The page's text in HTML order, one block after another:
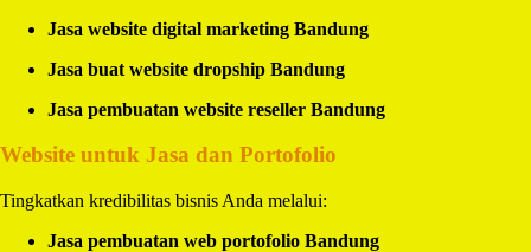
Jasa website digital marketing Bandung
Jasa buat website dropship Bandung
Jasa pembuatan website reseller Bandung
Website untuk Jasa dan Portofolio
Tingkatkan kredibilitas bisnis Anda melalui:
Jasa pembuatan web portofolio Bandung